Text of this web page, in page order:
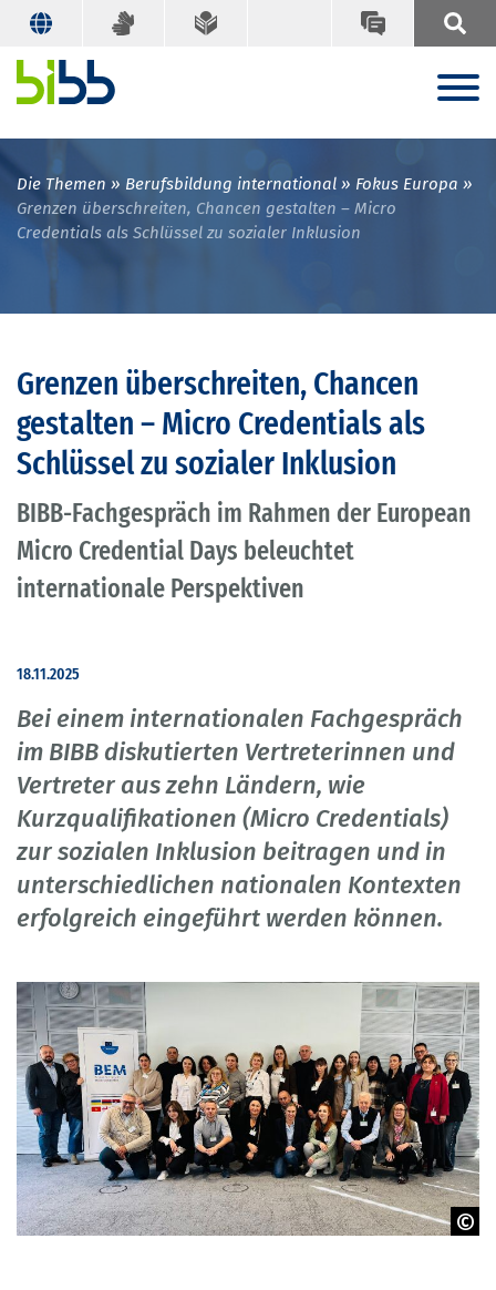
Die Themen Berufsbildung international
Fokus Europa
Grenzen überschreiten, Chancen gestalten – Micro
Credentials als Schlüssel zu sozialer Inklusion
Grenzen überschreiten, Chancen
gestalten – Micro Credentials als
Schlüssel zu sozialer Inklusion
BIBB-Fachgespräch im Rahmen der European
Micro Credential Days beleuchtet
internationale Perspektiven
18.11.2025
Bei einem internationalen Fachgespräch
im BIBB diskutierten Vertreterinnen und
Vertreter aus zehn Ländern, wie
Kurzqualifikationen (Micro Credentials)
zur sozialen Inklusion beitragen und in
unterschiedlichen nationalen Kontexten
erfolgreich eingeführt werden können.